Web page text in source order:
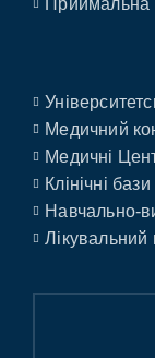
Медичний
Медичні
Клінічні бази
Навчально-
Лікувальний